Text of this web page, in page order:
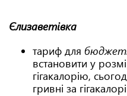
Єлизаветівка
тариф для
встановити у
гігакалорію,
гривні за